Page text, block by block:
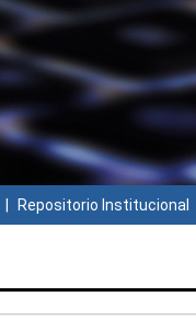
Repositorio Institucional